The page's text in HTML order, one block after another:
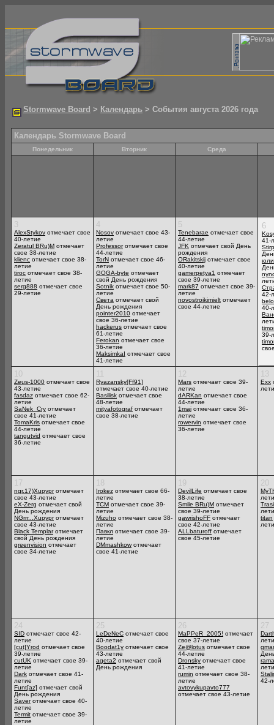
Stormwave Board > Календарь > События августа 2026 года
Календарь Stormwave Board
Понедельник Вторник Среда
3
AlexStykov отмечает свое
40-летие
Zeratul BRu)M отмечает
свое 38-летие
klienc отмечает свое 38-
летие
tiroc отмечает свое 38-
летие
serg888 отмечает свое
29-летие
4
Nosov отмечает свое 43-
летие
Professorотмечает свое
44-летие
TorN отмечает свое 46-
летие
GOGA-byte отмечает
свой День рождения
Sotnik отмечает свое 50-
летие
Света отмечает свой
День рождения
pointer2010 отмечает
свое 36-летие
hackerus отмечает свое
61-летие
Ferokan отмечает свое
36-летие
MaksimkaI отмечает свое
41-летие
5
Tenebarae отмечает свое
44-летие
JFK отмечает свой День
рождения
ORakitskij отмечает свое
40-летие
gamerpetya1 отмечает
свое 39-летие
mark87 отмечает свое 39-
летие
novostroikimielt отмечает
свое 44-летие
6
41-
42-
40-
39-
10
Zeus-1000 отмечает свое
43-летие
fasdaz отмечает свое 62-
летие
SaNek_Cry отмечает
свое 41-летие
TomaKris отмечает свое
44-летие
tangutvid отмечает свое
36-летие
11
Ryazansky[Ff91]
отмечает свое 40-летие
Basilisk отмечает свое
48-летие
mityafotograf отмечает
свое 38-летие
12
Mars отмечает свое 39-
летие
dARKan отмечает свое
44-летие
1maj отмечает свое 36-
летие
rowervin отмечает свое
36-летие
13
Exx
17
ngr.17)Xupyprотмечает
свое 43-летие
eX-Zerg отмечает свой
День рождения
NGrrr...Xupyprотмечает
свое 43-летие
Black Templarотмечает
свой День рождения
greenvision отмечает
свое 34-летие
18
Irokez отмечает свое 66-
летие
TCM отмечает свое 39-
летие
Mizuho отмечает свое 38-
летие
Павкл отмечает свое 39-
летие
DMmashkow отмечает
свое 41-летие
19
DevilLife отмечает свое
38-летие
Smile BRu)M отмечает
свое 39-летие
gawrishoFF отмечает
свое 42-летие
ALLbaturoff отмечает
свое 45-летие
20
titan
24
SID отмечает свое 42-
летие
[cut]Yrod отмечает свое
39-летие
cutUK отмечает свое 39-
летие
Dark отмечает свое 41-
летие
Funt[az] отмечает свой
День рождения
Saverотмечает свое 40-
летие
Termit отмечает свое 39-
летие
25
LeDeNeC отмечает свое
40-летие
Boodat1y отмечает свое
43-летие
ageta2 отмечает свой
День рождения
26
MaPPeR_2005! отмечает
свое 37-летие
Ze@lotus отмечает свое
44-летие
Dronsky отмечает свое
41-летие
rumin отмечает свое 38-
летие
avtovykupavto777
отмечает свое 43-летие
27
rama
42-